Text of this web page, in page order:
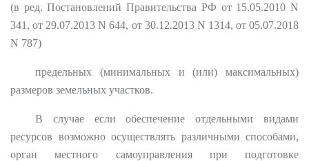
(в ред. Постановлений Правительства РФ от 15.05.2010 N
341, от 29.07.2013 N 644, от 30.12.2013 N 1314, от 05.07.2018
N 787)
предельных (минимальных и (или) максимальных)
размеров земельных участков.
В случае если обеспечение отдельными видами
ресурсов возможно осуществлять различными способами,
орган местного самоуправления при подготовке